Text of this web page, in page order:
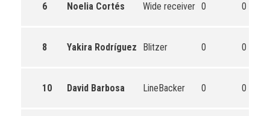
6 Noelia Cortés Wide receiver 0 0
8 Yakira Rodríguez Blitzer 0 0
10 David Barbosa LineBacker 0 0